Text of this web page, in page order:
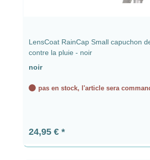
LensCoat RainCap Small capuchon
contre la pluie - noir
noir
pas en stock, l'article sera
Prix régulier :
24,95 €